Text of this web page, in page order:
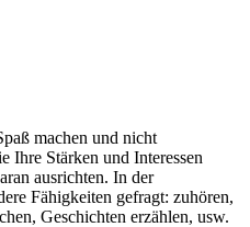
machen und nicht
Ihre Stärken und Interessen
ausrichten. In der
Fähigkeiten gefragt: zuhören,
Geschichten erzählen, usw.